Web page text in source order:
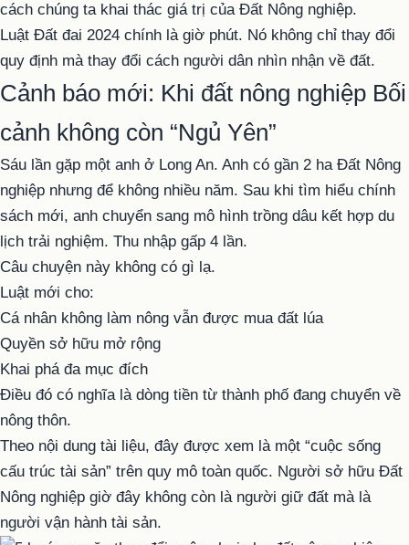
cách chúng ta khai thác giá trị của Đất Nông nghiệp.
Luật Đất đai 2024 chính là giờ phút. Nó không chỉ thay đổi
quy định mà thay đổi cách người dân nhìn nhận về đất.
Cảnh báo mới: Khi đất nông nghiệp Bối
cảnh không còn “Ngủ Yên”
Sáu lần gặp một anh ở Long An. Anh có gần 2 ha Đất Nông
nghiệp nhưng để không nhiều năm. Sau khi tìm hiểu chính
sách mới, anh chuyển sang mô hình trồng dâu kết hợp du
lịch trải nghiệm. Thu nhập gấp 4 lần.
Câu chuyện này không có gì lạ.
Luật mới cho:
Cá nhân không làm nông vẫn được mua đất lúa
Quyền sở hữu mở rộng
Khai phá đa mục đích
Điều đó có nghĩa là dòng tiền từ thành phố đang chuyển về
nông thôn.
Theo nội dung tài liệu, đây được xem là một “cuộc sống
cấu trúc tài sản” trên quy mô toàn quốc. Người sở hữu Đất
Nông nghiệp giờ đây không còn là người giữ đất mà là
người vận hành tài sản.